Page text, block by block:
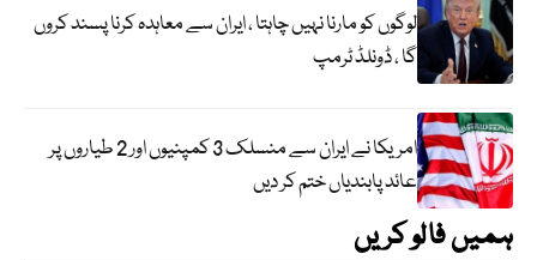
لوگوں کو مارنا نہیں چاہتا ، ایران سے معاہدہ کرنا پسند کروں
گا ، ڈونلڈ ٹرمپ
امریکا نے ایران سے منسلک 3 کمپنیوں اور 2 طیاروں پر
عائد پابندیاں ختم کر دیں
ہمیں فالو کریں